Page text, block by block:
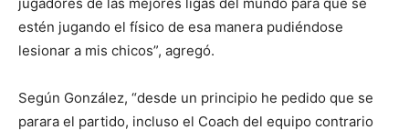
estén jugando el físico de esa manera pudiéndose
lesionar a mis chicos”, agregó.
Según González, “desde un principio he pedido que se
parara el partido, incluso el Coach del equipo contrario